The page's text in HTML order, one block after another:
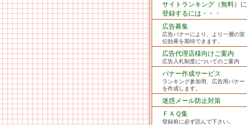
サイトランキング（無料）に
登録するには・・・
広告募集
広告バナーにより、より一層の宣
伝効果を期待できます。
広告代理店様向けご案内
広告入札制度についてのご案内
バナー作成サービス
ランキング参加用、広告用バナー
を作成します。
迷惑メール防止対策
ＦＡＱ集
登録前に必ず読んで下さい。